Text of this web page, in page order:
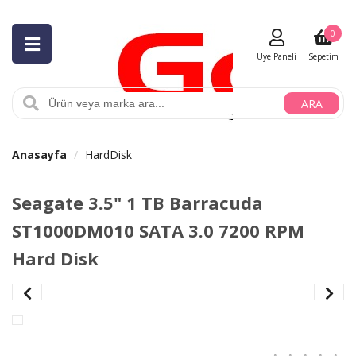
ARA
Üye Paneli Sepetim
0
Anasayfa HardDisk
Seagate 3.5" 1 TB Barracuda
ST1000DM010 SATA 3.0 7200 RPM
Hard Disk